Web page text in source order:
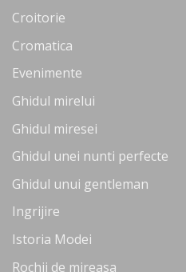
Croitorie
Cromatica
Evenimente
Ghidul mirelui
Ghidul miresei
Ghidul unei nunti perfecte
Ghidul unui gentleman
Ingrijire
Istoria Modei
Rochii de mireasa